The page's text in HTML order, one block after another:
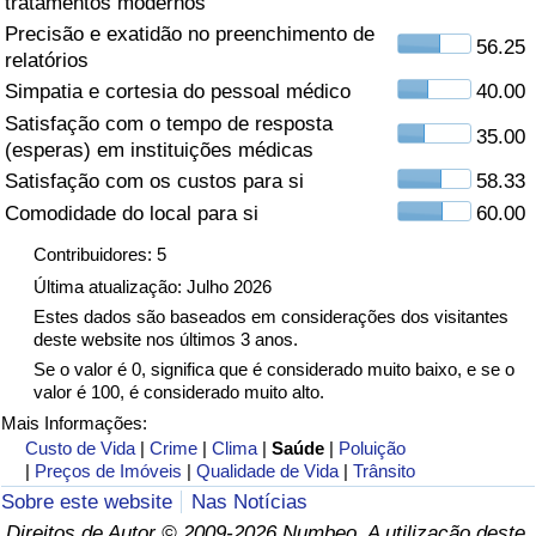
Precisão e exatidão no preenchimento de
relatórios
56.25
Simpatia e cortesia do pessoal médico
40.00
Satisfação com o tempo de resposta
(esperas) em instituições médicas
35.00
Satisfação com os custos para si
58.33
Comodidade do local para si
60.00
Contribuidores: 5
Última atualização: Julho 2026
Estes dados são baseados em considerações dos visitantes
deste website nos últimos 3 anos.
Se o valor é 0, significa que é considerado muito baixo, e se o
valor é 100, é considerado muito alto.
Mais Informações:
Custo de Vida |Crime |Clima |Saúde | Poluição
| Preços de Imóveis |Qualidade de Vida |Trânsito
Sobre este website
Nas Notícias
Saúde
Indicador de Saúde (Atual)
Indicador de Saúde
Indicador de Saúde por País
Poluição
Indicador de Poluição (Atual)
Índice de poluição
Indicador de Poluição por País
Trânsito